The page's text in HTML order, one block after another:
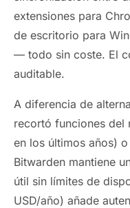
extensiones para
de escritorio para
— todo sin coste. El
auditable.
A diferencia de
recortó funciones del
en los últimos años)
Bitwarden mantiene
útil sin límites de
USD/año) añade